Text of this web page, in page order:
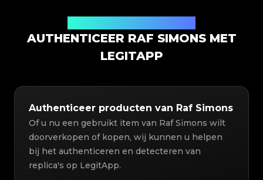
AUTHENTICEER RAF SIMONS MET
LEGITAPP
Authenticeer producten van Raf Simons
Of u nu een gebruikt item van Raf Simons wilt
doorverkopen of kopen, wij kunnen u helpen
bij het authenticeren en detecteren van
replica's op LegitApp.